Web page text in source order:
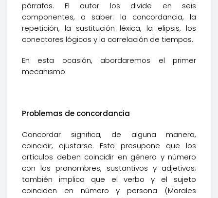
párrafos. El autor los divide en seis
componentes, a saber: la concordancia, la
repetición, la sustitución léxica, la elipsis, los
conectores lógicos y la correlación de tiempos.
En esta ocasión, abordaremos el primer
mecanismo.
Problemas de concordancia
Concordar significa, de alguna manera,
coincidir, ajustarse. Esto presupone que los
artículos deben coincidir en género y número
con los pronombres, sustantivos y adjetivos;
también implica que el verbo y el sujeto
coinciden en número y persona (Morales